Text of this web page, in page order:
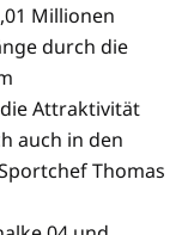
Millionen
durch die
Attraktivität
auch in den
Thomas